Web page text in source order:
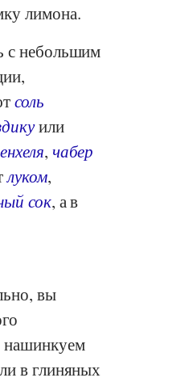
лимона.
с небольшим
соль
или
, чабер
луком,
сок, а в
вы
нашинкуем
в глиняных